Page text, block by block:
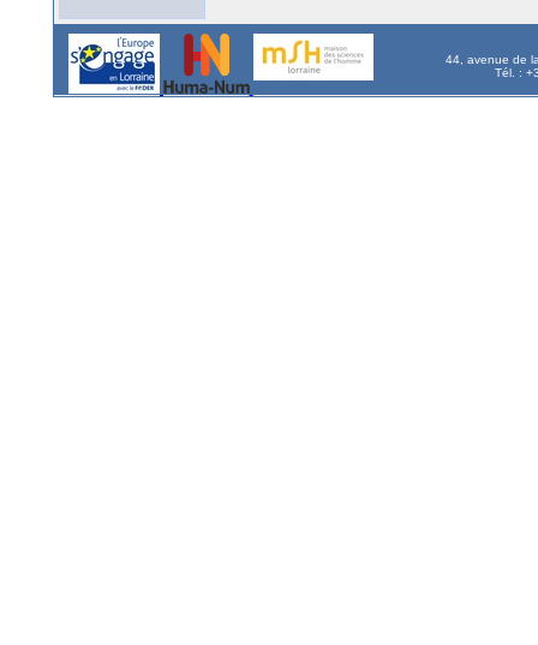
44, avenue de
Tél. :